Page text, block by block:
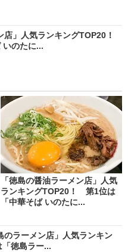
店」人気ランキングTOP20！
のたに...
「徳島の醤油ラーメン店」人気
ランキングTOP20！ 第1位は
「中華そば いのたに...
のラーメン店」人気ランキン
徳島ラー...